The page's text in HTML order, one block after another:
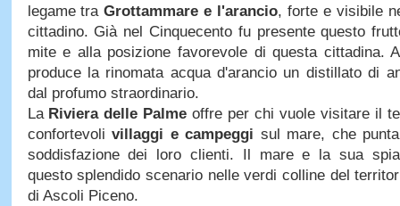
legame traGrottammare e l'arancio, forte e visibile
cittadino. Già nel Cinquecento fu presente questo
mite e alla posizione favorevole di questa cittadina.
produce la rinomata acqua d'arancio un distillato di
dal profumo straordinario.
La Riviera delle Palme offre per chi vuole visitare il
confortevolivillaggi e campeggi sul mare, che
soddisfazione dei loro clienti. Il mare e la sua
questo splendido scenario nelle verdi colline del
di Ascoli Piceno.